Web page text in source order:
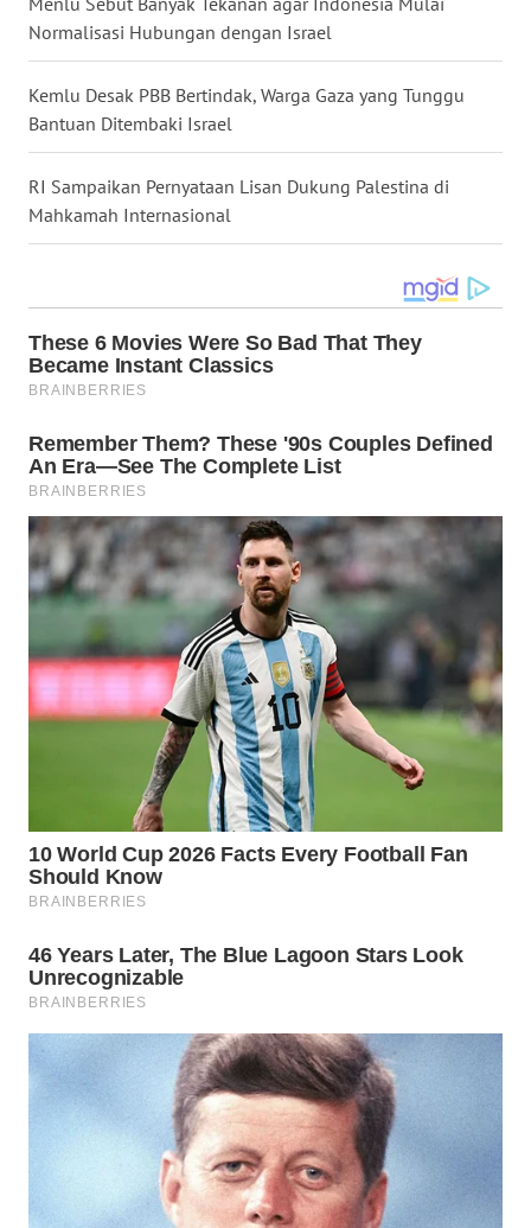
Normalisasi Hubungan dengan Israel
Kemlu Desak PBB Bertindak, Warga Gaza yang Tunggu
Bantuan Ditembaki Israel
RI Sampaikan Pernyataan Lisan Dukung Palestina di
Mahkamah Internasional
WN
WN
PAPUA
BARAT
WN
WN
SERAMBI
JAMBI
SULTRA
WN
WN
SULTENG
WN
BABEL
WN
SUMBAR
WN
SUMSEL
WN